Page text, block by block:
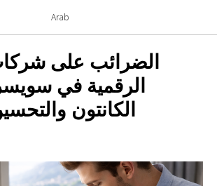
Arab
الضرائب على
الرقمية في
الكانتون